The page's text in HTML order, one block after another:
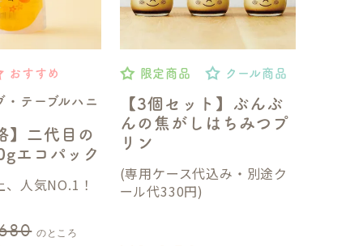
おすすめ
・テーブルハニ
】二代目の
エコパック
人気NO.1！
のところ
限定商品 クール商品
【3個セット】ぶんぶ
んの焦がしはちみつプ
リン
(専用ケース代込み・別途ク
ール代330円)